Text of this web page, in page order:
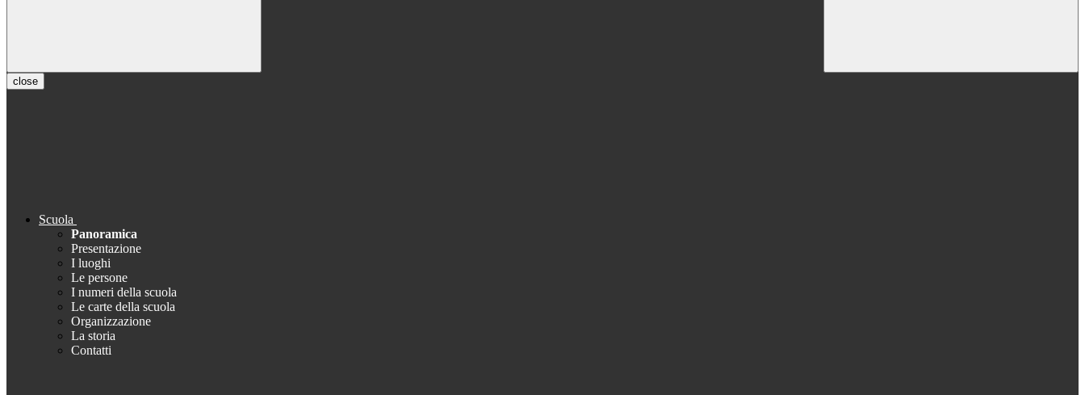
close
Scuola
Panoramica
Presentazione
I luoghi
Le persone
I numeri della scuola
Le carte della scuola
Organizzazione
La storia
Contatti